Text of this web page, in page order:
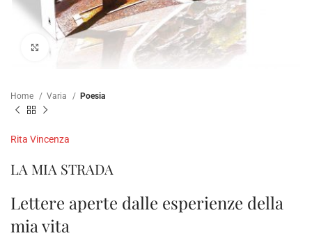
Clicca per ampliare
Home Varia Poesia
Rita Vincenza
LA MIA STRADA
Lettere aperte dalle esperienze della
mia vita